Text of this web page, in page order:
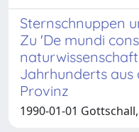
Sternschnuppen
Zu 'De mundi
Jahrhunderts aus
Provinz
1990-01-01